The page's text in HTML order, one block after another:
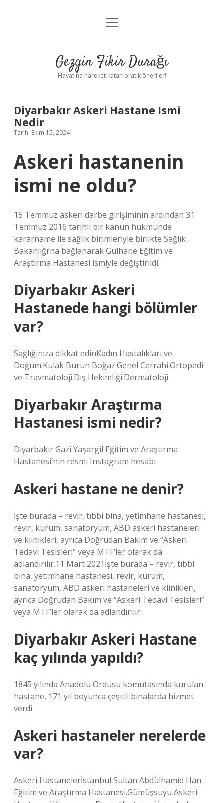
Anasayfa
Yasal Uyarı
menüyü
Gezgin Fikir Durağı
Hayatına hareket katan pratik öneriler!
Diyarbakır Askeri Hastane Ismi
Nedir
Tarih: Ekim 15, 2024
Askeri hastanenin
ismi ne oldu?
15 Temmuz askeri darbe girişiminin ardından 31
Temmuz 2016 tarihli bir kanun hükmünde
kararname ile sağlık birimleriyle birlikte Sağlık
Bakanlığı’na bağlanarak Gülhane Eğitim ve
Araştırma Hastanesi ismiyle değiştirildi.
Diyarbakır Askeri
Hastanede hangi bölümler
var?
Sağlığınıza dikkat edinKadın Hastalıkları ve
Doğum.Kulak Burun Boğaz.Genel Cerrahi.Ortopedi
ve Travmatoloji.Diş Hekimliği.Dermatoloji.
Diyarbakır Araştırma
Hastanesi ismi nedir?
Diyarbakır Gazi Yaşargil Eğitim ve Araştırma
Hastanesi’nin resmi Instagram hesabı
Askeri hastane ne denir?
İşte burada – revir, tıbbi bina, yetimhane hastanesi,
revir, kurum, sanatoryum, ABD askeri hastaneleri
ve klinikleri, ayrıca Doğrudan Bakım ve “Askeri
Tedavi Tesisleri” veya MTF’ler olarak da
adlandırılır.11 Mart 2021İşte burada – revir, tıbbi
bina, yetimhane hastanesi, revir, kurum,
sanatoryum, ABD askeri hastaneleri ve klinikleri,
ayrıca Doğrudan Bakım ve “Askeri Tedavi Tesisleri”
veya MTF’ler olarak da adlandırılır.
Diyarbakır Askeri Hastane
kaç yılında yapıldı?
1845 yılında Anadolu Ordusu komutasında kurulan
hastane, 171 yıl boyunca çeşitli binalarda hizmet
verdi.
Askeri hastaneler nerelerde
var?
Askeri Hastanelerİstanbul Sultan Abdülhamid Han
Eğitim ve Araştırma Hastanesi.Gümüşsuyu Askeri